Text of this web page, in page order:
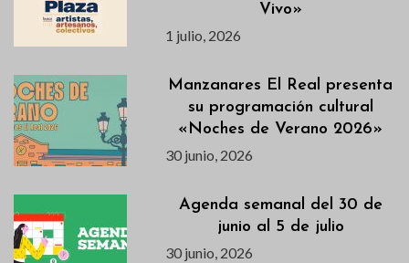
Vivo»
1 julio, 2026
Manzanares El Real presenta
su programación cultural
«Noches de Verano 2026»
30 junio, 2026
Agenda semanal del 30 de
junio al 5 de julio
30 junio, 2026